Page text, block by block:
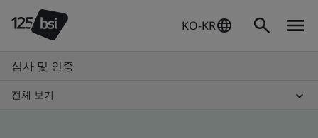
KO-KR
심사 및 인증
전체 보기